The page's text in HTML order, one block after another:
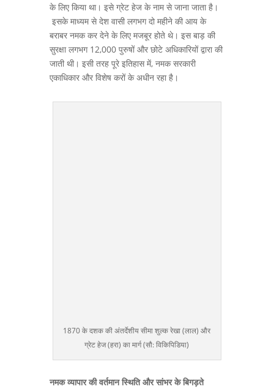
के लिए किया था। इसे ग्रेट हेज के नाम से जाना जाता है।
इसके माध्यम से देश वासी लगभग दो महीने की आय के
बराबर नमक कर देने के लिए मजबूर होते थे। इस बाड़ की
सुरक्षा लगभग 12,000 पुरुषों और छोटे अधिकारियों द्वारा की
जाती थी। इसी तरह पूरे इतिहास में, नमक सरकारी
एकाधिकार और विशेष करों के अधीन रहा है।
1870 के दशक की अंतर्देशीय सीमा शुल्क रेखा (लाल) और
ग्रेट हेज (हरा) का मार्ग (सौ: विकिपिडिया)
नमक व्यापार की वर्तमान स्थिति और सांभर के बिगड़ते